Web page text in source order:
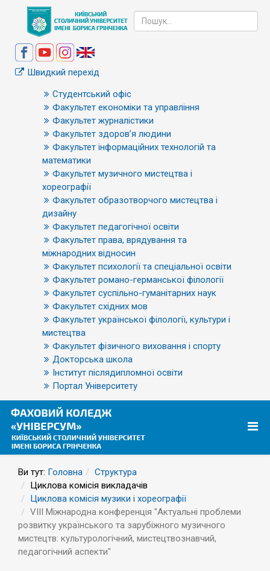
Швидкий перехід
Студентський офіс
Факультет економіки та управління
Факультет журналістики
Факультет здоров’я людини
Факультет інформаційних технологій та
математики
Факультет музичного мистецтва і
хореографії
Факультет образотворчого мистецтва і
дизайну
Факультет педагогічної освіти
Факультет права, врядування та
міжнародних відносин
Факультет психології та спеціальної освіти
Факультет романо-германської філології
Факультет суспільно-гуманітарних наук
Факультет східних мов
Факультет української філології, культури і
мистецтва
Факультет фізичного виховання і спорту
Докторська школа
Інститут післядипломної освіти
Портал Університету
Ви тут: Головна
Структура
Циклова комісія викладачів
Циклова комісія музики і хореографії
VIII Міжнародна конференція "Актуальні проблеми
розвитку українського та зарубіжного музичного
мистецтв: культурологічний, мистецтвознавчий,
педагогічний аспекти"